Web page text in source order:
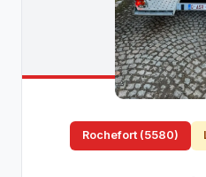
Rochefort (5580)